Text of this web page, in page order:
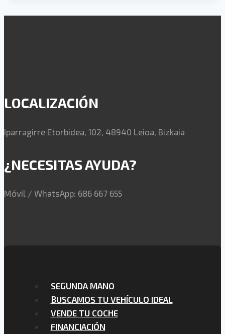
LOCALIZACIÓN
Iparragirre Etorbidea, 102, 48940 Leioa, Bizkaia
¿NECESITAS AYUDA?
Móvil / WhatsApp: 686 667 655
SEGUNDA MANO
BUSCAMOS TU VEHÍCULO IDEAL
VENDE TU COCHE
FINANCIACIÓN